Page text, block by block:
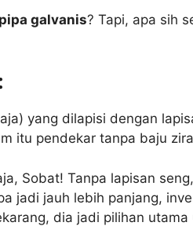
pipa galvanis? Tapi, apa sih
yang dilapisi dengan
itu pendekar tanpa baju
Sobat! Tanpa lapisan
jadi jauh lebih panjang,
dia jadi pilihan